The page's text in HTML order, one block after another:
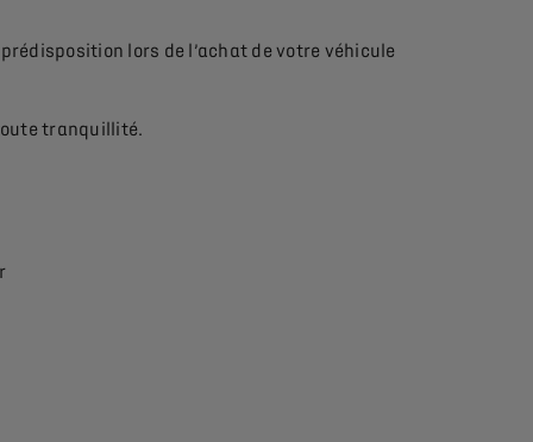
lors de l’achat de votre véhicule
tranquillité.